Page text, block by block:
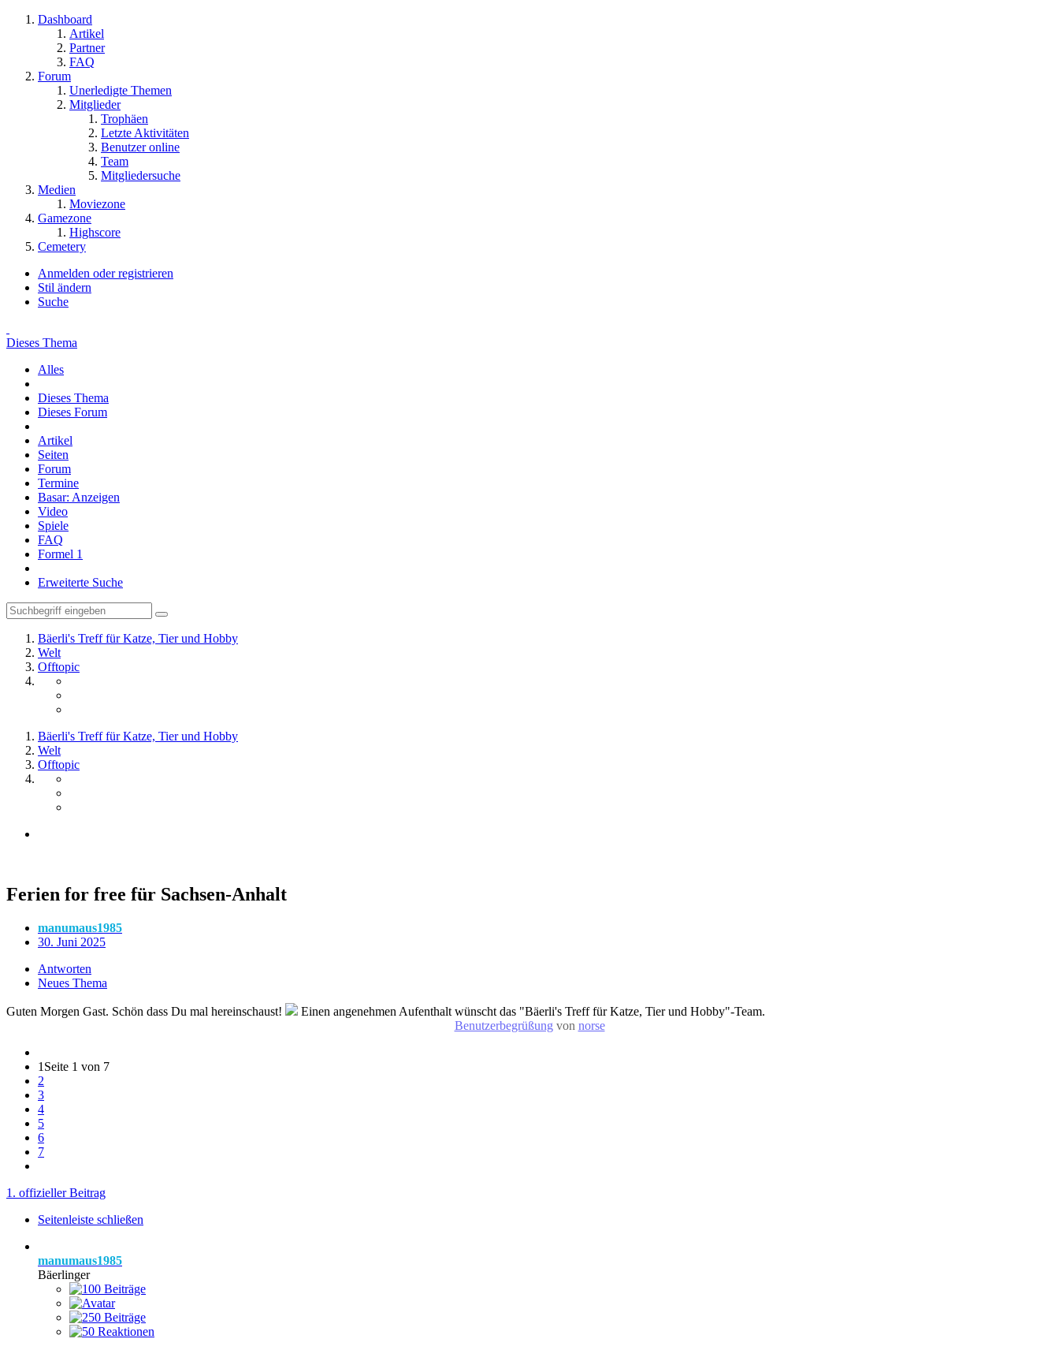
Dashboard
Artikel
Partner
FAQ
Forum
Unerledigte Themen
Mitglieder
Trophäen
Letzte Aktivitäten
Benutzer online
Team
Mitgliedersuche
Medien
Moviezone
Gamezone
Highscore
Cemetery
Anmelden oder registrieren
Stil ändern
Suche
Dieses Thema
Alles
Dieses Thema
Dieses Forum
Artikel
Seiten
Forum
Termine
Basar: Anzeigen
Video
Spiele
FAQ
Formel 1
Erweiterte Suche
Bäerli's Treff für Katze, Tier und Hobby
Welt
Offtopic
Bäerli's Treff für Katze, Tier und Hobby
Welt
Offtopic
Ferien for free für Sachsen-Anhalt
manumaus1985
30. Juni 2025
Antworten
Neues Thema
Guten Morgen Gast. Schön dass Du mal hereinschaust!
Einen angenehmen Aufenthalt wünscht das "Bäerli's Treff für Katze, Tier und Hobby"-Team.
Benutzerbegrüßung von norse
1 Seite 1 von 7
2
3
4
5
6
7
1. offizieller Beitrag
Seitenleiste schließen
manumaus1985
Bäerlinger